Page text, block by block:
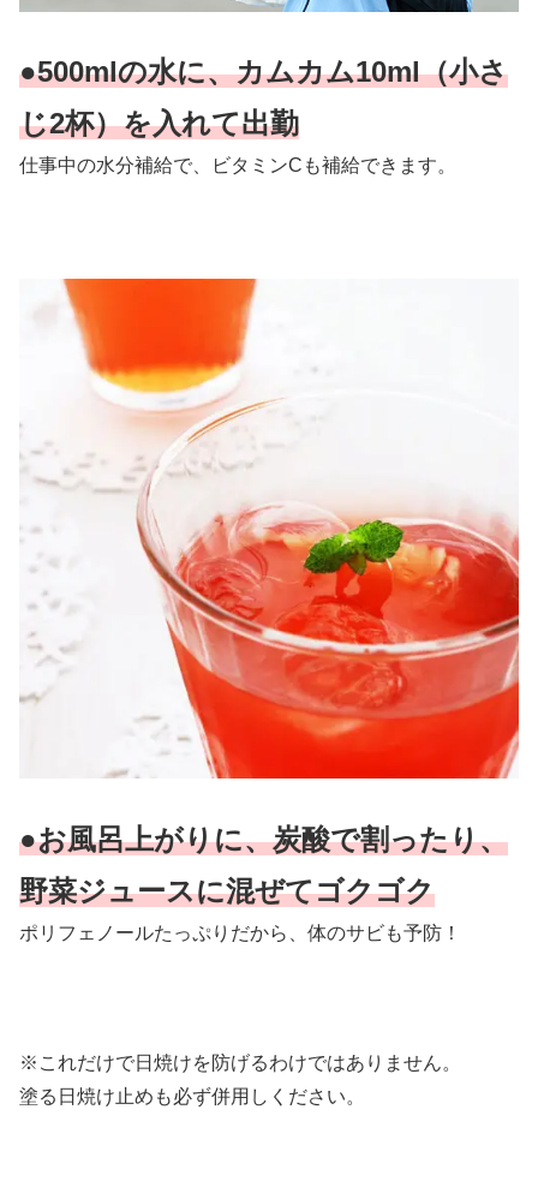
●500mlの水に、カムカム10ml（小さ
じ2杯）を入れて出勤
仕事中の水分補給で、ビタミンCも補給できます。
●お風呂上がりに、炭酸で割ったり、
野菜ジュースに混ぜてゴクゴク
ポリフェノールたっぷりだから、体のサビも予防！
※これだけで日焼けを防げるわけではありません。
塗る日焼け止めも必ず併用しください。